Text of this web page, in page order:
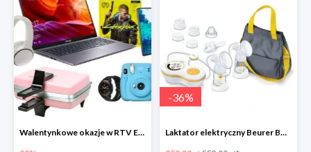
Walentynkowe okazje w RTV EURO AGD do -20%
-36%
Laktator elektryczny Beurer BY 70 -35%